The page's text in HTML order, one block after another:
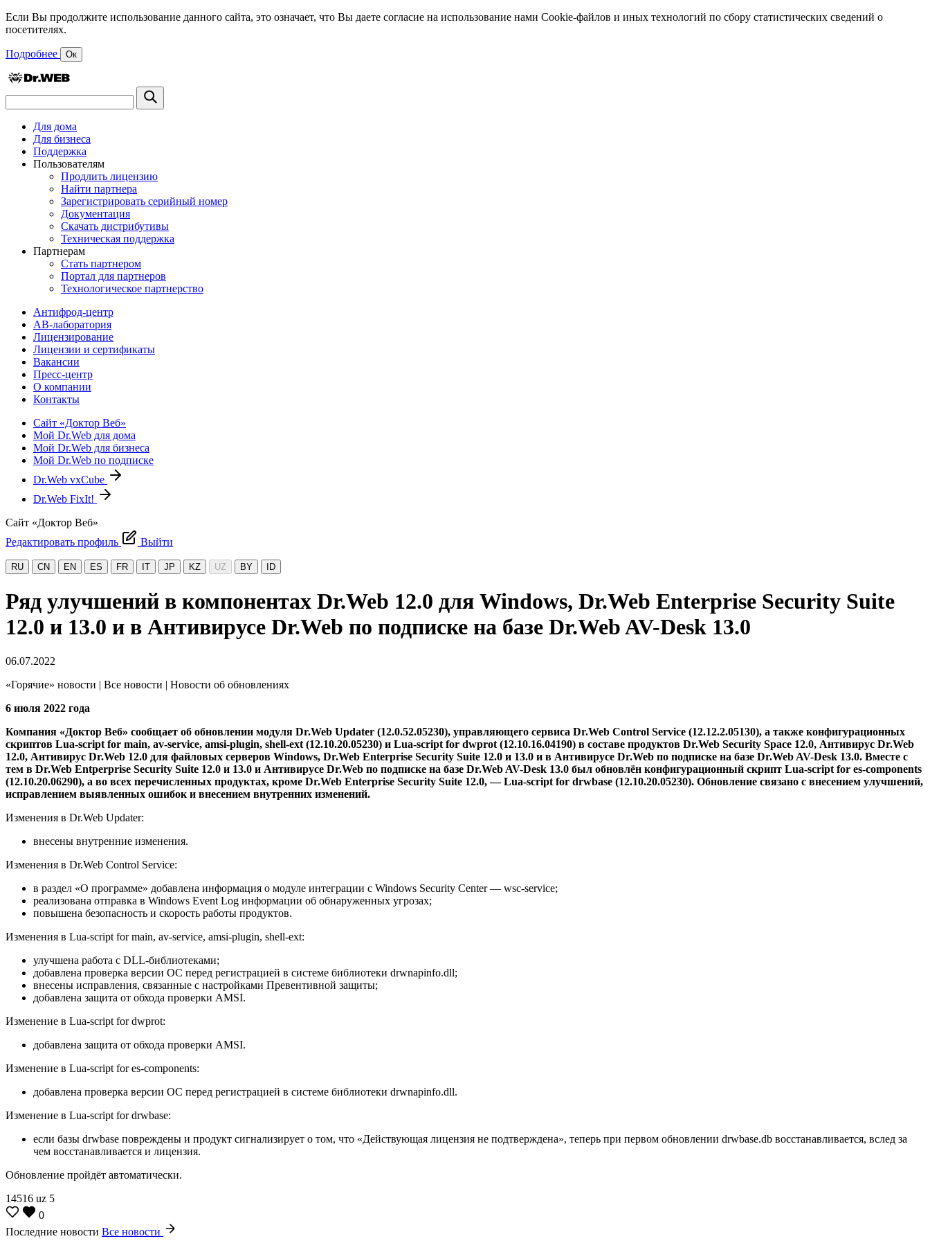
Если Вы продолжите использование данного сайта, это означает, что Вы даете согласие на использование нами Cookie-файлов и иных технологий по сбору статистических сведений о
посетителях.
Подробнее Ок
Для дома
Для бизнеса
Поддержка
Пользователям
Продлить лицензию
Найти партнера
Зарегистрировать серийный номер
Документация
Скачать дистрибутивы
Техническая поддержка
Партнерам
Стать партнером
Портал для партнеров
Технологическое партнерство
Антифрод-центр
АВ-лаборатория
Лицензирование
Лицензии и сертификаты
Вакансии
Пресс-центр
О компании
Контакты
Сайт «Доктор Веб»
Мой Dr.Web для дома
Мой Dr.Web для бизнеса
Мой Dr.Web по подписке
Dr.Web vxCube
Dr.Web FixIt!
Сайт «Доктор Веб»
Редактировать профиль
Выйти
RU CN EN ES FR IT JP KZ UZ BY ID
Ряд улучшений в компонентах Dr.Web 12.0 для Windows, Dr.Web Enterprise Security Suite
12.0 и 13.0 и в Антивирусе Dr.Web по подписке на базе Dr.Web AV-Desk 13.0
06.07.2022
«Горячие» новости | Все новости | Новости об обновлениях
6 июля 2022 года
Компания «Доктор Веб» сообщает об обновлении модуля Dr.Web Updater (12.0.52.05230), управляющего сервиса Dr.Web Control Service (12.12.2.05130), а также конфигурационных
скриптов Lua-script for main, av-service, amsi-plugin, shell-ext (12.10.20.05230) и Lua-script for dwprot (12.10.16.04190) в составе продуктов Dr.Web Security Space 12.0, Антивирус Dr.Web
12.0, Антивирус Dr.Web 12.0 для файловых серверов Windows, Dr.Web Enterprise Security Suite 12.0 и 13.0 и в Антивирусе Dr.Web по подписке на базе Dr.Web AV-Desk 13.0. Вместе с
тем в Dr.Web Entperprise Security Suite 12.0 и 13.0 и Антивирусе Dr.Web по подписке на базе Dr.Web AV-Desk 13.0 был обновлён конфигурационный скрипт Lua-script for es-components
(12.10.20.06290), а во всех перечисленных продуктах, кроме Dr.Web Enterprise Security Suite 12.0, — Lua-script for drwbase (12.10.20.05230). Обновление связано с внесением улучшений,
исправлением выявленных ошибок и внесением внутренних изменений.
Изменения в Dr.Web Updater:
внесены внутренние изменения.
Изменения в Dr.Web Control Service:
в раздел «О программе» добавлена информация о модуле интеграции с Windows Security Center — wsc-service;
реализована отправка в Windows Event Log информации об обнаруженных угрозах;
повышена безопасность и скорость работы продуктов.
Изменения в Lua-script for main, av-service, amsi-plugin, shell-ext:
улучшена работа с DLL-библиотеками;
добавлена проверка версии ОС перед регистрацией в системе библиотеки drwnapinfo.dll;
внесены исправления, связанные с настройками Превентивной защиты;
добавлена защита от обхода проверки AMSI.
Изменение в Lua-script for dwprot:
добавлена защита от обхода проверки AMSI.
Изменение в Lua-script for es-components:
добавлена проверка версии ОС перед регистрацией в системе библиотеки drwnapinfo.dll.
Изменение в Lua-script for drwbase:
если базы drwbase повреждены и продукт сигнализирует о том, что «Действующая лицензия не подтверждена», теперь при первом обновлении drwbase.db восстанавливается, вслед за
чем восстанавливается и лицензия.
Обновление пройдёт автоматически.
14516 uz 5
0
Последние новости Все новости